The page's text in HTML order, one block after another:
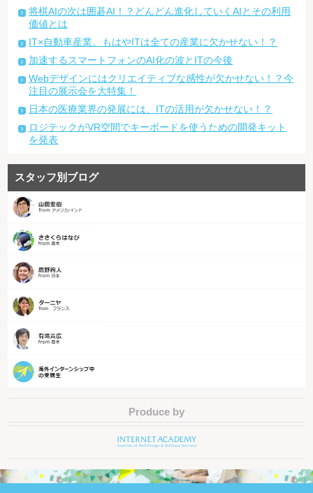
将棋AIの次は囲碁AI！？どんどん進化していくAIとその利用
価値とは
IT×自動車産業。もはやITは全ての産業に欠かせない！？
加速するスマートフォンのAI化の波とITの今後
Webデザインにはクリエイティブな感性が欠かせない！？今
注目の展示会を大特集！
日本の医療業界の発展には、ITの活用が欠かせない！？
ロジテックがVR空間でキーボードを使うための開発キット
を発表
スタッフ別ブログ
Produce by